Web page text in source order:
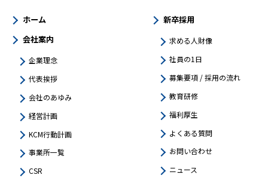
ホーム
会社案内
企業理念
代表挨拶
会社のあゆみ
経営計画
KCM行動計画
事業所一覧
CSR
新卒採用
求める人財像
社員の1日
募集要項 / 採用の流れ
教育研修
福利厚生
よくある質問
お問い合わせ
ニュース